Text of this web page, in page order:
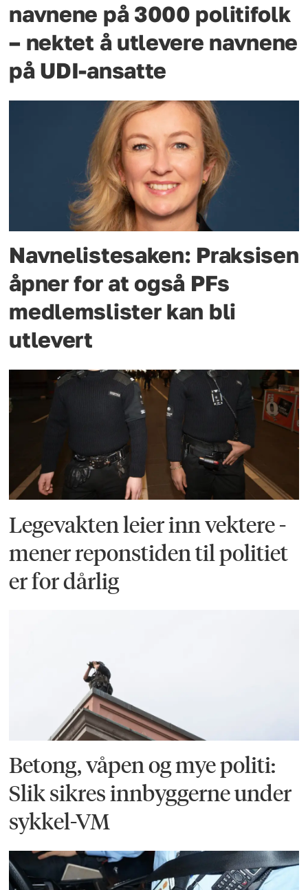
navnene på 3000 politifolk
– nektet å utlevere navnene
på UDI-ansatte
Navnelistesaken: Praksisen
åpner for at også PFs
medlemslister kan bli
utlevert
Legevakten leier inn vektere -
mener reponstiden til politiet
er for dårlig
Betong, våpen og mye politi:
Slik sikres innbyggerne under
sykkel-VM